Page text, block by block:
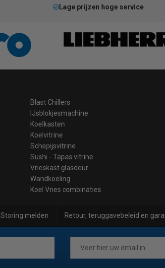
Lage prijzen hoge service
Blast Chillers
IJsblokjesmachine
Koelkasten
Koelvitrine
Schepijsvitrine
Sushi - Tapas vitrine
Vrieskast glasdeur
Wandkoeling
Koel Vries combinaties
Storing melden Retour, teruggavebeleid en